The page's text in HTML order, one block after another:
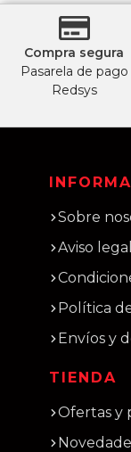
Compra segura
Pasarela de pago
Redsys
Sobre
Aviso legal
Política
Envíos y
TIENDA
Ofertas y